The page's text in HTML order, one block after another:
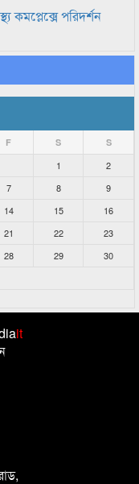
কমপ্লেক্সে পরিদর্শন
F S S
1
2
7 8
9
14 15
16
21 22
23
28 29
30
it